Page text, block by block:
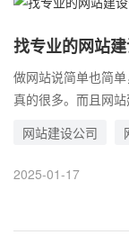
找专业的网站
做网站说简单也简
真的很多。而且网
细节需要留意。 其
务。因为，并不是
样网站才能在更长
网站建设公司
2025-01-17